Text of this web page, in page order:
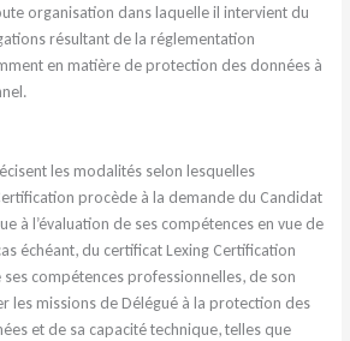
organisation dans laquelle il intervient du
résultant de la réglementation
en matière de protection des données à
les modalités selon lesquelles
procède à la demande du Candidat
à l’évaluation de ses compétences en vue de
échéant, du certificat Lexing Certification
ses compétences professionnelles, de son
les missions de Délégué à la protection des
et de sa capacité technique, telles que